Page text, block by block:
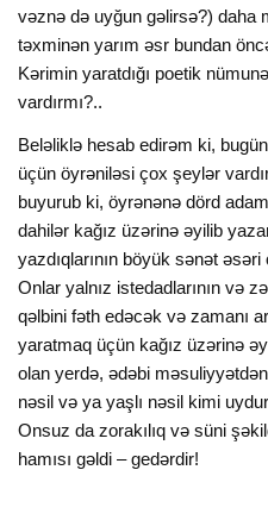
vəznə də uyğun gəlirsə?) daha
təxminən yarım əsr bundan
Kərimin yaratdığı poetik
vardırmı?..
Beləliklə hesab edirəm ki,
üçün öyrəniləsi çox şeylər
buyurub ki, öyrənənə dörd
dahilər kağız üzərinə əyilib
yazdıqlarının böyük sənət əsəri
Onlar yalnız istedadlarının və
qəlbini fəth edəcək və zamanı
yaratmaq üçün kağız üzərinə
olan yerdə, ədəbi
nəsil və ya yaşlı nəsil kimi
Onsuz da zorakılıq və süni
hamısı gəldi – gedərdir!